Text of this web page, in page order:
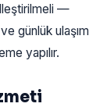
—
günlük ulaşım
yapılır.